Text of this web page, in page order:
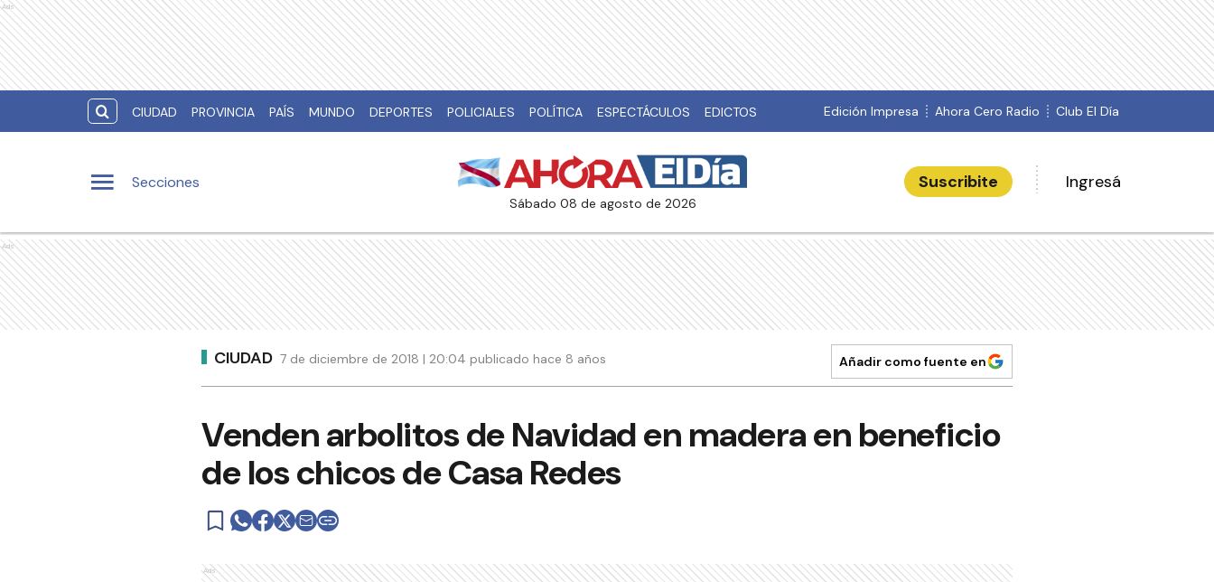
Ads
CIUDAD PROVINCIA PAÍS MUNDO DEPORTES POLICIALES POLÍTICA ESPECTÁCULOS EDICTOS Edición Impresa Ahora Cero Radio Club El Día
Secciones
sábado 08 de agosto de 2026
Suscribite Ingresá
Ads
CIUDAD 7 de diciembre de 2018 | 20:04 publicado hace 8 años Añadir como fuente en
Venden arbolitos de Navidad en madera en beneficio
de los chicos de Casa Redes
Ads